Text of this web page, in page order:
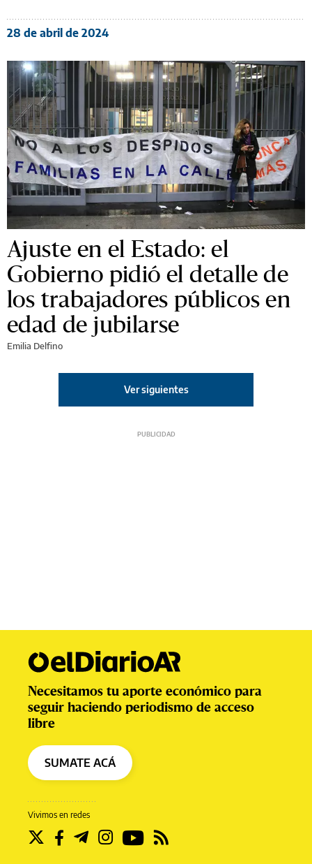
28 de abril de 2024
Ajuste en el Estado: el
Gobierno pidió el detalle de
los trabajadores públicos en
edad de jubilarse
Emilia Delfino
Ver siguientes
Vivimos en redes
Necesitamos tu aporte económico para
seguir haciendo periodismo de acceso
libre
SUMATE ACÁ